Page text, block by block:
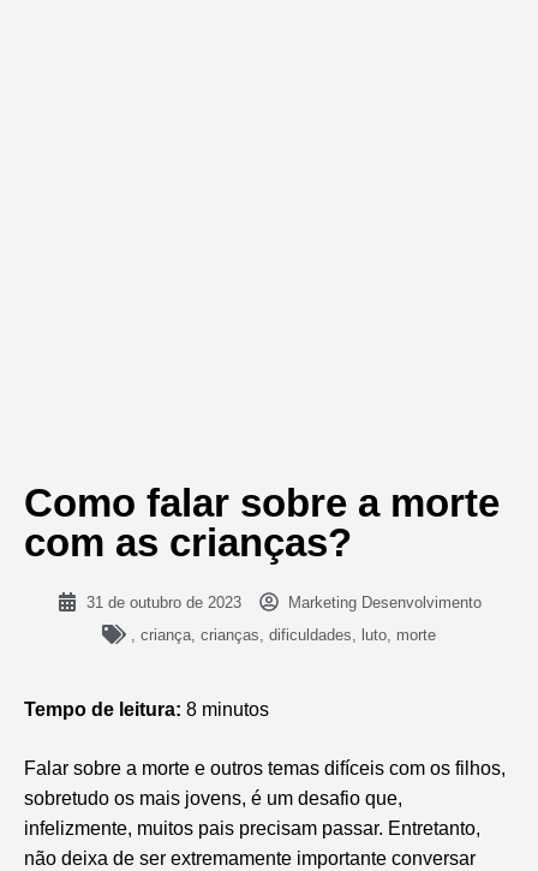
Como falar sobre a morte
com as crianças?
31 de outubro de 2023
Marketing Desenvolvimento
criança crianças dificuldades luto morte
Tempo de leitura: 8 minutos
Falar sobre a morte e outros temas difíceis com os filhos,
sobretudo os mais jovens, é um desafio que,
infelizmente, muitos pais precisam passar. Entretanto,
não deixa de ser extremamente importante conversar